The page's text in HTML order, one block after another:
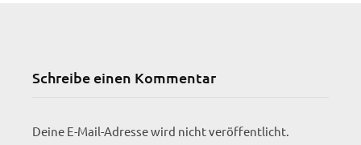
Schreibe einen Kommentar
Deine E-Mail-Adresse wird nicht veröffentlicht.